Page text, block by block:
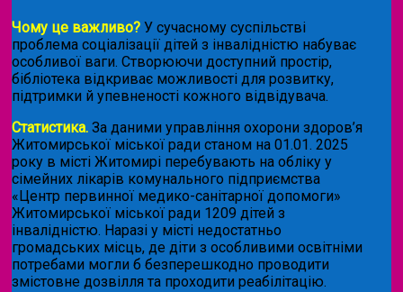
Чому це важливо? У сучасному суспільстві
проблема соціалізації дітей з інвалідністю набуває
особливої ваги. Створюючи доступний простір,
бібліотека відкриває можливості для розвитку,
підтримки й упевненості кожного відвідувача.
Статистика. За даними управління охорони здоров’я
Житомирської міської ради станом на 01.01. 2025
року в місті Житомирі перебувають на обліку у
сімейних лікарів комунального підприємства
«Центр первинної медико-санітарної допомоги»
Житомирської міської ради 1209 дітей з
інвалідністю. Наразі у місті недостатньо
громадських місць, де діти з особливими освітніми
потребами могли б безперешкодно проводити
змістовне дозвілля та проходити реабілітацію.